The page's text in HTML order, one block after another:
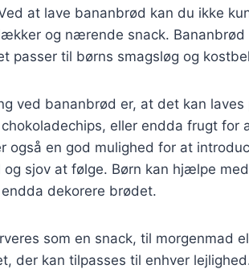
at lave bananbrød kan du ikke
og nærende snack.
passer til børns smagsløg og
ved bananbrød er, at det kan laves
eller endda frugt for
også en god mulighed for at
og sjov at følge. Børn kan hjælpe
dekorere brødet.
som en snack, til morgenmad
der kan tilpasses til enhver